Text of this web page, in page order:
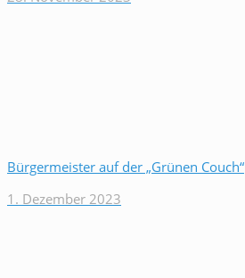
Bürgermeister auf der „Grünen Couch“
1. Dezember 2023